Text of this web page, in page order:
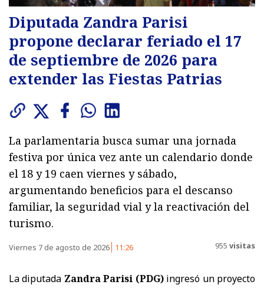
Diputada Zandra Parisi
propone declarar feriado el 17
de septiembre de 2026 para
extender las Fiestas Patrias
La parlamentaria busca sumar una jornada
festiva por única vez ante un calendario donde
el 18 y 19 caen viernes y sábado,
argumentando beneficios para el descanso
familiar, la seguridad vial y la reactivación del
turismo.
Viernes 7 de agosto de 2026 11:26 955 visitas
La diputada Zandra Parisi (PDG)ingresó un proyecto